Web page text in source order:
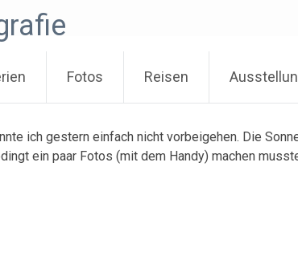
Fotos Reisen
ich gestern einfach nicht vorbeigehen. Die
ein paar Fotos (mit dem Handy) machen